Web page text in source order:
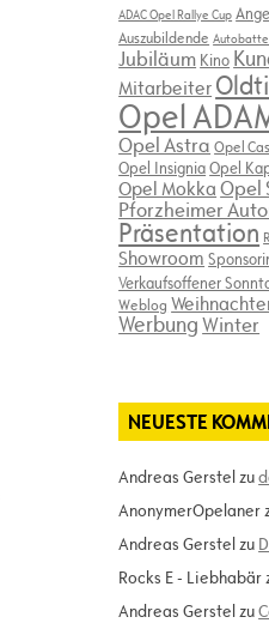
ADAC Opel Rallye Cup
Auszubildende
Jubiläum Kino
Mitarbeiter
Opel
Opel Astra Opel
Opel InsigniaOpel
Opel Mokka Opel
Pforzheimer
Präsentation
Showroom
Verkaufsoffener
Weblog
WerbungWinter
NEUESTE
Andreas Gerstelzu
AnonymerOpelaner
Andreas Gerstelzu
Rocks E - Liebhabär
Andreas Gerstelzu